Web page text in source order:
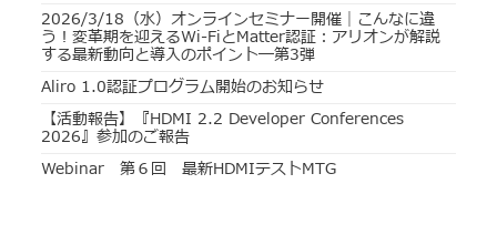
2026/3/18（水）オンラインセミナー開催｜こんなに違
う！変革期を迎えるWi-FiとMatter認証：アリオンが解説
する最新動向と導入のポイント―第3弾
Aliro 1.0認証プログラム開始のお知らせ
【活動報告】『HDMI 2.2 Developer Conferences
2026』参加のご報告
Webinar 第６回 最新HDMIテストMTG